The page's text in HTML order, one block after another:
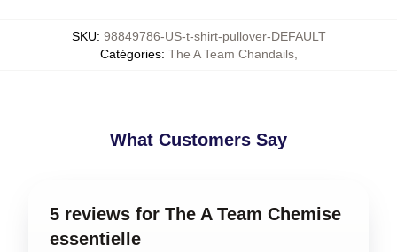
SKU: 98849786-US-t-shirt-pullover-DEFAULT
Catégories: The A Team Chandails,
What Customers Say
5 reviews for The A Team Chemise
essentielle